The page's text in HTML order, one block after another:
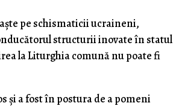
pe schismaticii ucraineni,
structurii inovate în statul
la Liturghia comună nu poate fi
și a fost în postura de a pomeni